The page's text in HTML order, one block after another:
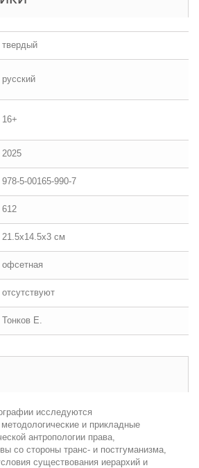
твердый
русский
16+
2025
978-5-00165-990-7
612
21.5x14.5x3 см
офсетная
отсутствуют
Тонков Е.
исследуются
и прикладные
антропологии права,
со стороны транс- и постгуманизма,
существования иерархий и